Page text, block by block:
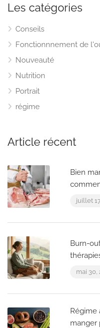
Les catégories
Conseils
Fonctionnnement de
Nouveauté
Nutrition
Portrait
régime
Article récent
Bien
juillet
Burn-
mai 30,
Régime
manger